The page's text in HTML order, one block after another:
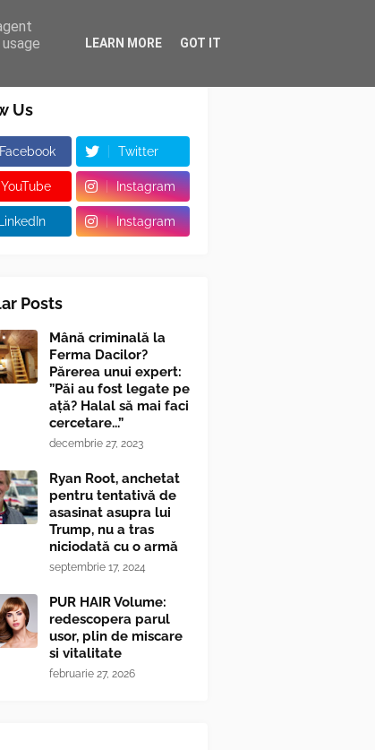
Us
Facebook Twitter
YouTube Instagram
LinkedIn Instagram
Posts
Mână criminală la
Ferma Dacilor?
Părerea unui expert:
”Păi au fost legate pe
ață? Halal să mai faci
cercetare...”
decembrie 27, 2023
Ryan Root, anchetat
pentru tentativă de
asasinat asupra lui
Trump, nu a tras
niciodată cu o armă
septembrie 17, 2024
PUR HAIR Volume:
redescopera parul
usor, plin de miscare
si vitalitate
februarie 27, 2026
LEARN MORE GOT IT